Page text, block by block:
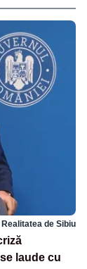
Realitatea de Sibiu
laude cu